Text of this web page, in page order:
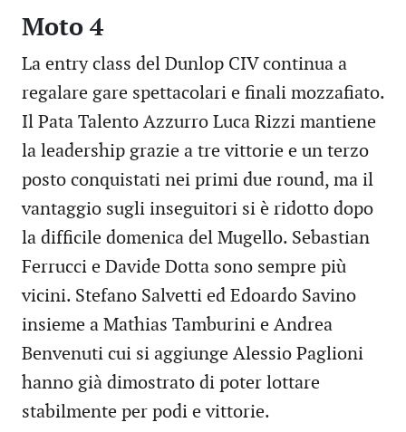
Moto 4
La entry class del Dunlop CIV continua a
regalare gare spettacolari e finali mozzafiato.
Il Pata Talento Azzurro Luca Rizzi mantiene
la leadership grazie a tre vittorie e un terzo
posto conquistati nei primi due round, ma il
vantaggio sugli inseguitori si è ridotto dopo
la difficile domenica del Mugello. Sebastian
Ferrucci e Davide Dotta sono sempre più
vicini. Stefano Salvetti ed Edoardo Savino
insieme a Mathias Tamburini e Andrea
Benvenuti cui si aggiunge Alessio Paglioni
hanno già dimostrato di poter lottare
stabilmente per podi e vittorie.